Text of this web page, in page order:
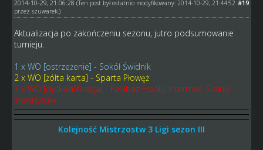
#19
2014-10-29, 21:06:28 (Ten post był ostatnio modyfikowany: 2014-10-29, 21:44:52
przez szuwarek.)
Aktualizacja po zakończeniu sezonu, jutro podsumowanie
turnieju.
1 x WO [ostrzeżenie] - Sokół Świdnik
2 x WO [żółta karta] - Sparta Płowęż
3 x WO [dyskwalifikacja] - Falubaz Hools, Intermas, Solino
Inowrocław
Kolejność Mistrzostw 3 Ligi sezon III